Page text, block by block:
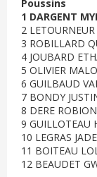
Poussins
1 DARGENT
2
3 ROBILLARD
4 JOUBARD
5 OLIVIER
6 GUILBAUD
7 BONDY
8 DERE
9 GUILLOTEAU
10 LEGRAS
11 BOITEAU
12 BEAUDET